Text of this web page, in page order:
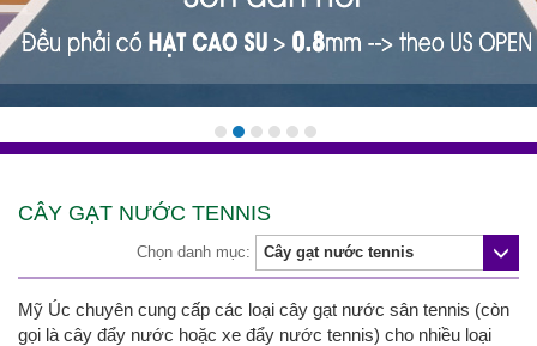
CÂY GẠT NƯỚC TENNIS
Chọn danh mục:
Mỹ Úc chuyên cung cấp các loại cây gạt nước sân tennis (còn
gọi là cây đẩy nước hoặc xe đẩy nước tennis) cho nhiều loại